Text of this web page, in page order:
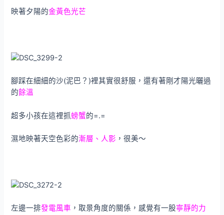
映著夕陽的金黃色光芒
腳踩在細細的沙(泥巴？)裡其實很舒服，還有著剛才陽光曬過
的餘溫
超多小孩在這裡抓螃蟹的=.=
濕地映著天空色彩的漸層、人影 ，很美～
左邊一排發電風車 ，取景角度的關係，感覺有一股寧靜的力